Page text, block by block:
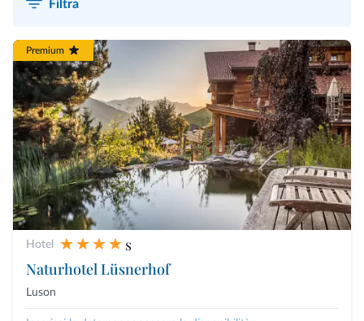
Filtra
Premium
Hotel
s
Naturhotel Lüsnerhof
Luson